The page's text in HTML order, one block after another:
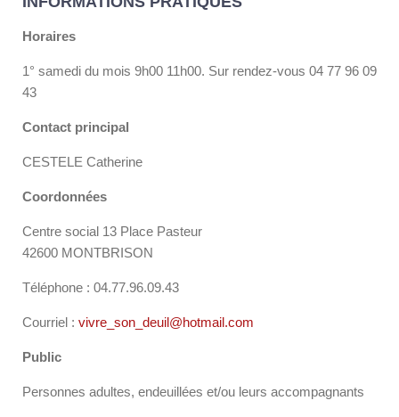
Horaires
1° samedi du mois 9h00 11h00. Sur rendez-vous 04 77 96 09
43
Contact principal
CESTELE Catherine
Coordonnées
Centre social 13 Place Pasteur
42600 MONTBRISON
Téléphone : 04.77.96.09.43
Courriel : vivre_son_deuil@hotmail.com
Public
Personnes adultes, endeuillées et/ou leurs accompagnants